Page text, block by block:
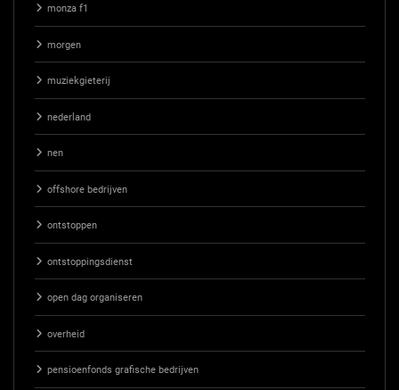
monza f1
morgen
muziekgieterij
nederland
nen
offshore bedrijven
ontstoppen
ontstoppingsdienst
open dag organiseren
overheid
pensioenfonds grafische bedrijven